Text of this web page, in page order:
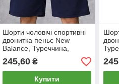
Шорти чоловічі спортивні
двонитка пеньє New
Balance, Туреччина,
розміри 46-54, темно-сині,
12312
245,60₴
Купити